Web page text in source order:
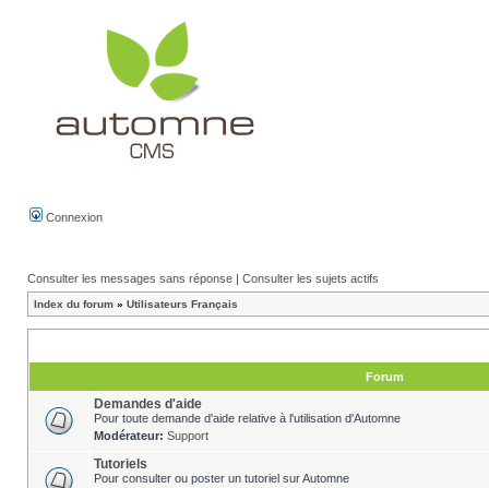
Connexion
Consulter les messages sans réponse | Consulter les sujets actifs
Index du forum » Utilisateurs Français
Forum
Demandes d'aide
Pour toute demande d'aide relative à l'utilisation d'Automne
Modérateur: Support
Tutoriels
Pour consulter ou poster un tutoriel sur Automne